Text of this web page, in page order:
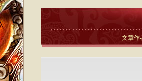
文章